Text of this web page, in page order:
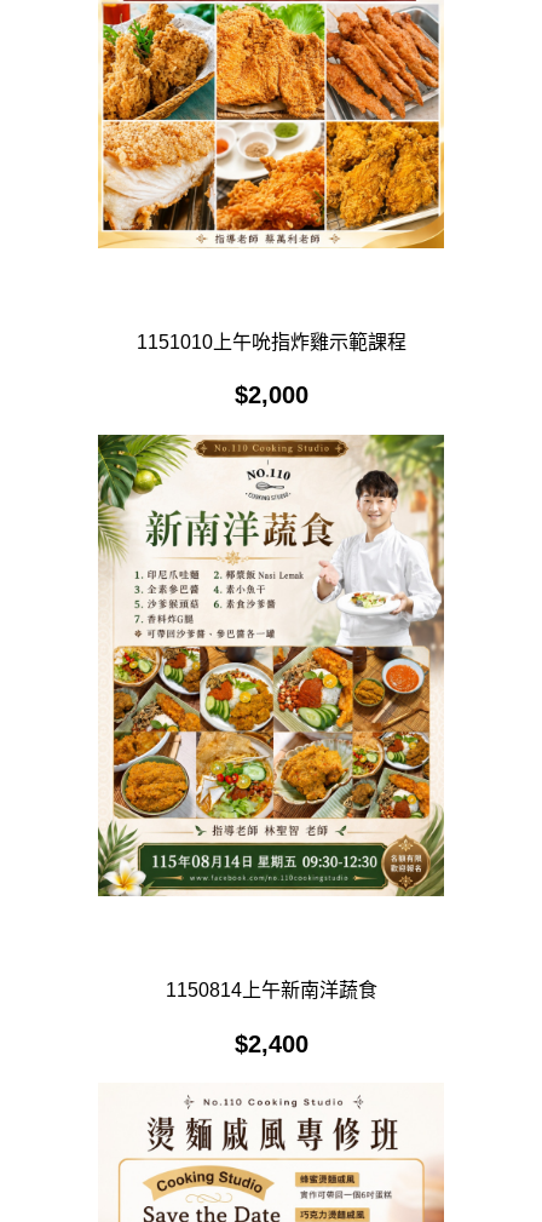
1151010上午吮指炸雞示範課程
$2,000
1150814上午新南洋蔬食
$2,400